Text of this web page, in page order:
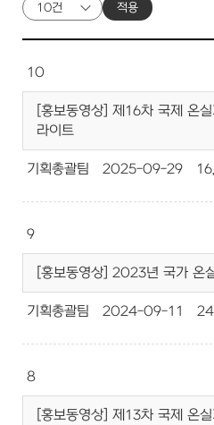
적용
10
[홍보동영상] 제16차 국제 온
라이트
기획총괄팀 2025-09-29
9
[홍보동영상] 2023년 국가 온
기획총괄팀 2024-09-11
8
[홍보동영상] 제13차 국제 온